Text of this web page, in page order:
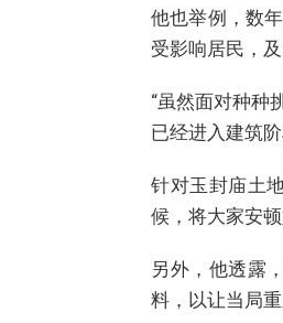
他也举例，数
受影响居民，
“虽然面对种种
已经进入建筑
针对玉封庙土
候，将大家安顿
另外，他透露
料，以让当局